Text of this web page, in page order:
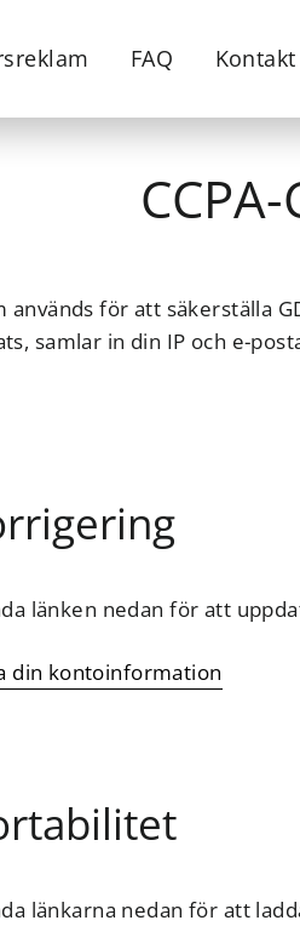
FAQ Kontakt
används för att säkerställa
samlar in din IP och e-
länken nedan för att
din kontoinformation
länkarna nedan för att